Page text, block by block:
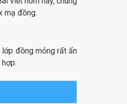
mạ đồng.
đồng mỏng rất ấn